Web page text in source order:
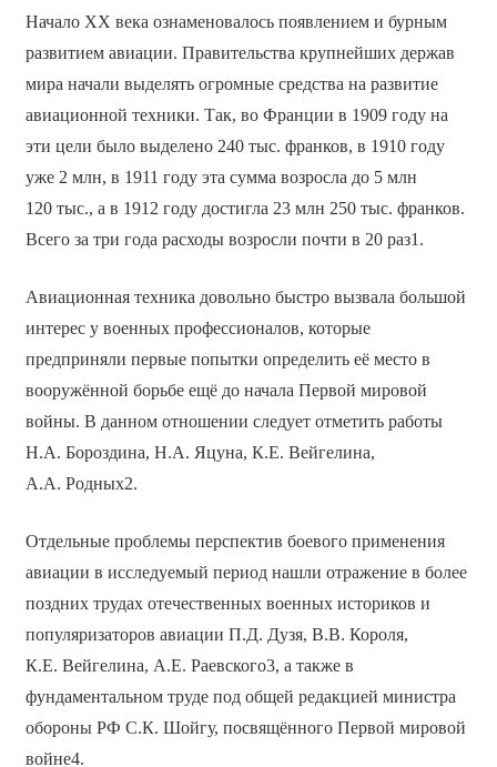
Начало XX века ознаменовалось появлением и бурным
развитием авиации. Правительства крупнейших держав
мира начали выделять огромные средства на развитие
авиационной техники. Так, во Франции в 1909 году на
эти цели было выделено 240 тыс. франков, в 1910 году
уже 2 млн, в 1911 году эта сумма возросла до 5 млн
120 тыс., а в 1912 году достигла 23 млн 250 тыс. франков.
Всего за три года расходы возросли почти в 20 раз1.
Авиационная техника довольно быстро вызвала большой
интерес у военных профессионалов, которые
предприняли первые попытки определить её место в
вооружённой борьбе ещё до начала Первой мировой
войны. В данном отношении следует отметить работы
Н.А. Бороздина, Н.А. Яцуна, К.Е. Вейгелина,
А.А. Родных2.
Отдельные проблемы перспектив боевого применения
авиации в исследуемый период нашли отражение в более
поздних трудах отечественных военных историков и
популяризаторов авиации П.Д. Дузя, В.В. Короля,
К.Е. Вейгелина, А.Е. Раевского3, а также в
фундаментальном труде под общей редакцией министра
обороны РФ С.К. Шойгу, посвящённого Первой мировой
войне4.